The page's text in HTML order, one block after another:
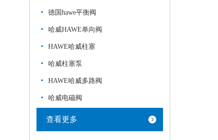
德国hawe平衡阀
哈威HAWE单向阀
HAWE哈威柱塞
哈威柱塞泵
HAWE哈威多路阀
哈威电磁阀
查看更多